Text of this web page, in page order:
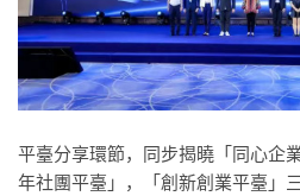
平臺分享環節，同步揭曉「同心企業
年社團平臺」 ，
「創新創業平臺」